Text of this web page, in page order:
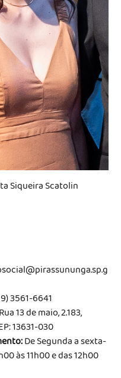
Siqueira Scatolin
3561-6641
Rua 13 de maio, 2.183,
13631-030
De Segunda a sexta-
às 11h00 e das 12h00